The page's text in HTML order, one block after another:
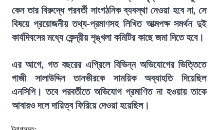
কেন তার বিরুদ্ধে পরবর্তী সাংগঠনিক ব্যবস্থা নেওয়া হবে না, সে
বিষয়ে প্রয়োজনীয় তথ্য-প্রমাণসহ লিখিত আত্মপক্ষ সমর্থন দুই
কার্যদিবসের মধ্যে কেন্দ্রীয় শৃঙ্খলা কমিটির কাছে জমা দিতে হবে।
এর আগে, গত বছরের এপ্রিলে বিভিন্ন অভিযোগের ভিত্তিতে
গাজী সালাউদ্দিন তানভীরকে সাময়িক অব্যাহতি দিয়েছিল
এনসিপি। তবে পরবর্তীতে অভিযোগ প্রমাণিত না হওয়ায় তাকে
আবারও দলে দায়িত্ব ফিরিয়ে দেওয়া হয়েছিল।